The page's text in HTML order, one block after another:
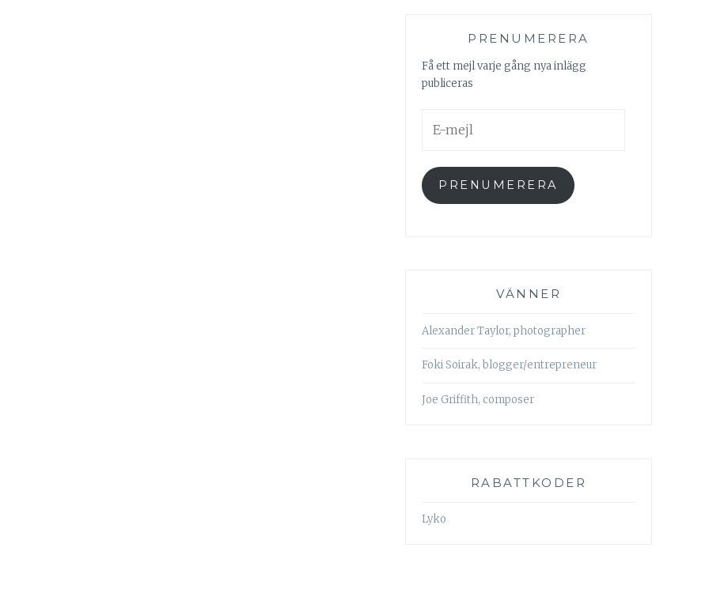
PRENUMERERA
Få ett mejl varje gång nya inlägg
publiceras
mejl
PRENUMERERA
VÄNNER
Alexander Taylor, photographer
Foki Soirak, blogger/entrepreneur
Joe Griffith, composer
RABATTKODER
Lyko